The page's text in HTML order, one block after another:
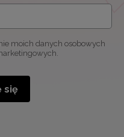
moich danych osobowych
się